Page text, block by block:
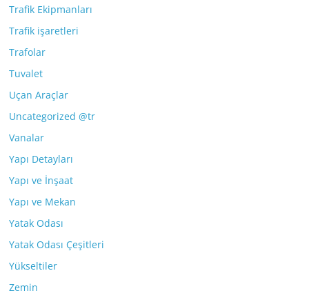
Trafik Ekipmanları
Trafik işaretleri
Trafolar
Tuvalet
Uçan Araçlar
Uncategorized @tr
Vanalar
Yapı Detayları
Yapı ve İnşaat
Yapı ve Mekan
Yatak Odası
Yatak Odası Çeşitleri
Yükseltiler
Zemin